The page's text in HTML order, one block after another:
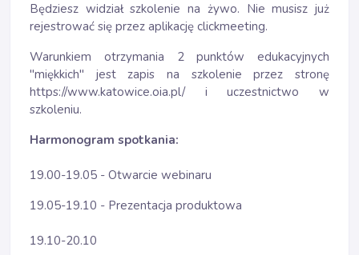
Będziesz widział szkolenie na żywo. Nie musisz już
rejestrować się przez aplikację clickmeeting.
Warunkiem otrzymania 2 punktów edukacyjnych
"miękkich" jest zapis na szkolenie przez stronę
https://www.katowice.oia.pl/ i uczestnictwo w
szkoleniu.
Harmonogram spotkania:
19.00-19.05 - Otwarcie webinaru
19.05-19.10 - Prezentacja produktowa
19.10-20.10